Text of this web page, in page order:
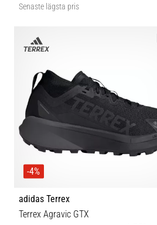
Senaste lägsta pris
-4%
adidas Terrex
Terrex Agravic GTX